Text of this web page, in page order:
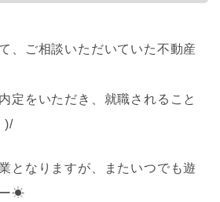
、ご相談いただいていた不動産
定をいただき、就職されること
)/
となりますが、またいつでも遊
ー☀